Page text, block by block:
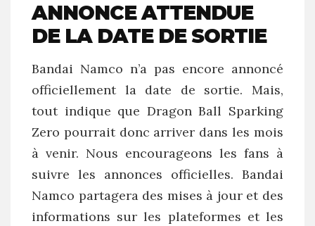
ANNONCE ATTENDUE
DE LA DATE DE SORTIE
Bandai Namco n’a pas encore annoncé
officiellement la date de sortie. Mais,
tout indique que Dragon Ball Sparking
Zero pourrait donc arriver dans les mois
à venir. Nous encourageons les fans à
suivre les annonces officielles. Bandai
Namco partagera des mises à jour et des
informations sur les plateformes et les